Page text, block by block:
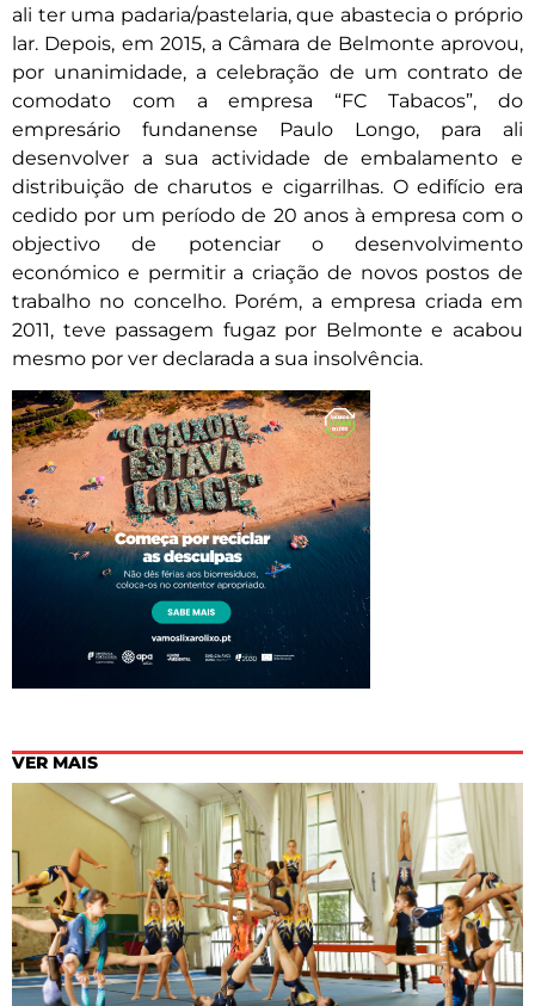
ali ter uma padaria/pastelaria, que abastecia o próprio
lar. Depois, em 2015, a Câmara de Belmonte aprovou,
por unanimidade, a celebração de um contrato de
comodato com a empresa “FC Tabacos”, do
empresário fundanense Paulo Longo, para ali
desenvolver a sua actividade de embalamento e
distribuição de charutos e cigarrilhas. O edifício era
cedido por um período de 20 anos à empresa com o
objectivo de potenciar o desenvolvimento
económico e permitir a criação de novos postos de
trabalho no concelho. Porém, a empresa criada em
2011, teve passagem fugaz por Belmonte e acabou
mesmo por ver declarada a sua insolvência.
VER MAIS